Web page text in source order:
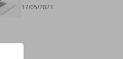
17/05/2023